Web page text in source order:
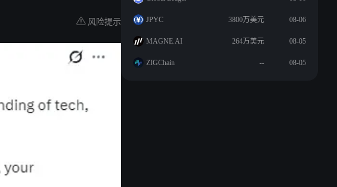
风险提示 JPYC 3800万美元 08-06
MAGNE.AI 264万美元 08-05
ZIGChain -- 08-05